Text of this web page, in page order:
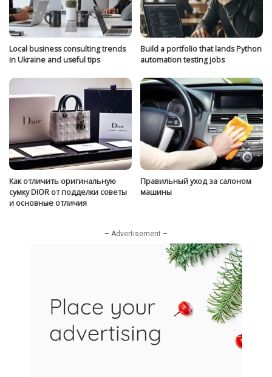
Local business consulting trends
in Ukraine and useful tips
Build a portfolio that lands Python
automation testing jobs
Как отличить оригинальную
сумку DIOR от подделки советы
и основные отличия
Правильный уход за салоном
машины
– Advertisement –